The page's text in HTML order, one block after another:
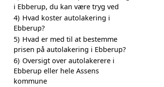
i Ebberup, du kan være tryg ved
4) Hvad koster autolakering i
Ebberup?
5) Hvad er med til at bestemme
prisen på autolakering i Ebberup?
6) Oversigt over autolakerere i
Ebberup eller hele Assens
kommune